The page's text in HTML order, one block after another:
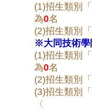
(1)招生類別「
為0名
(2)招生類別「
※大同技術學
(1)招生類別「
為0名
(2)招生類別「
(3)招生類別「
〈